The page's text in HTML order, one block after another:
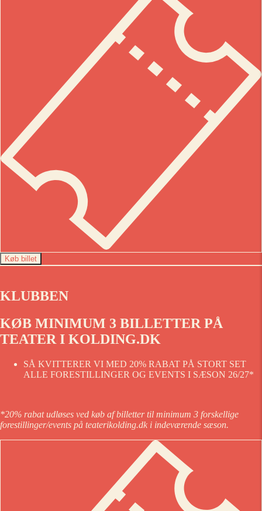
Køb billet
KLUBBEN
KØB MINIMUM 3 BILLETTER PÅ
TEATER I KOLDING.DK
SÅ KVITTERER VI MED 20% RABAT PÅ STORT SET
ALLE FORESTILLINGER OG EVENTS I SÆSON 26/27*
*20% rabat udløses ved køb af billetter til minimum 3 forskellige
forestillinger/events på teaterikolding.dk i indeværende sæson.